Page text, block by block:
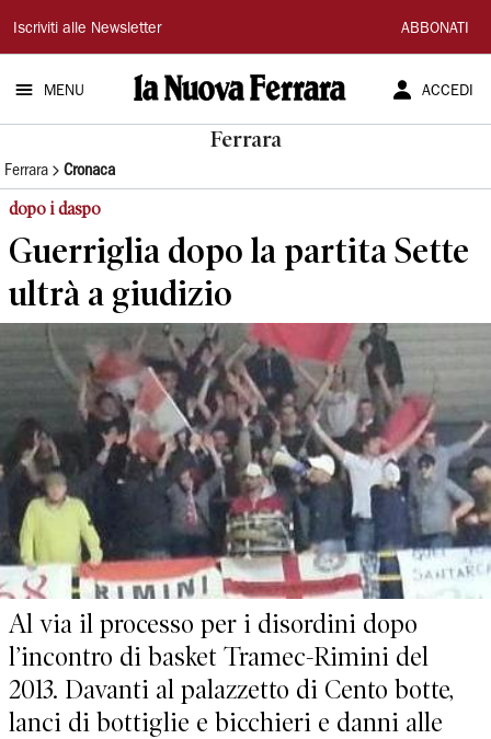
La
Nuova
Ferrara
Iscriviti alle Newsletter ABBONATI
MENU ACCEDI
Ferrara
Ferrara Cronaca
dopo i daspo
Guerriglia dopo la partita Sette
ultrà a giudizio
Al via il processo per i disordini dopo
l’incontro di basket Tramec-Rimini del
2013. Davanti al palazzetto di Cento botte,
lanci di bottiglie e bicchieri e danni alle